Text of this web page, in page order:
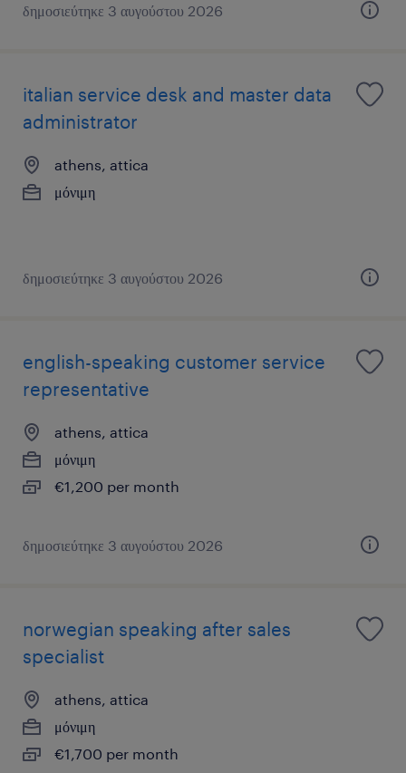
δημοσιεύτηκε 3 αυγούστου 2026
italian service desk and master data
administrator
athens, attica
μόνιμη
δημοσιεύτηκε 3 αυγούστου 2026
english-speaking customer service
representative
athens, attica
μόνιμη
€1,200 per month
δημοσιεύτηκε 3 αυγούστου 2026
norwegian speaking after sales
specialist
athens, attica
μόνιμη
€1,700 per month